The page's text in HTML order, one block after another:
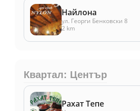
Найлона
ул. Георги Бенковски 8
2 km
Квартал: Център
Рахат Тепе